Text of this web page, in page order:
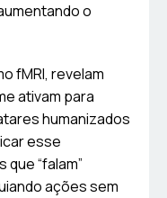
o
fMRI, revelam
ativam para
humanizados
esse
“falam”
ações sem